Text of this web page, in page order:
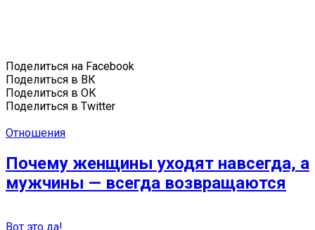
Поделиться на Facebook
Поделиться в ВК
Поделиться в ОК
Поделиться в Twitter
Отношения
Почему женщины уходят навсегда, а
мужчины — всегда возвращаются
Вот это да!